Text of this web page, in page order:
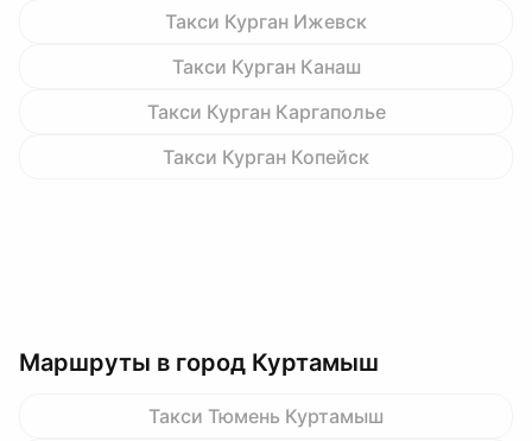
Такси Курган Ижевск
Такси Курган Канаш
Такси Курган Каргаполье
Такси Курган Копейск
Маршруты в город Куртамыш
Такси Тюмень Куртамыш